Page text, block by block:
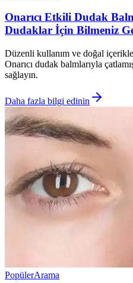
Onarıcı Etkili Dudak
Dudaklar İçin Bilmeniz
Düzenli kullanım ve doğal
Onarıcı dudak balmlarıyla
sağlayın.
Daha fazla bilgi edinin
PopülerArama